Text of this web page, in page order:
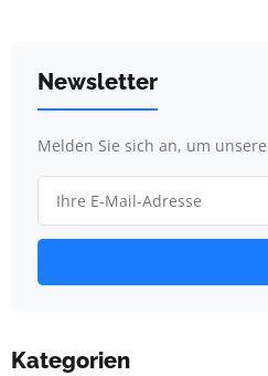
Newsletter
Melden Sie sich an, um
Kategorien